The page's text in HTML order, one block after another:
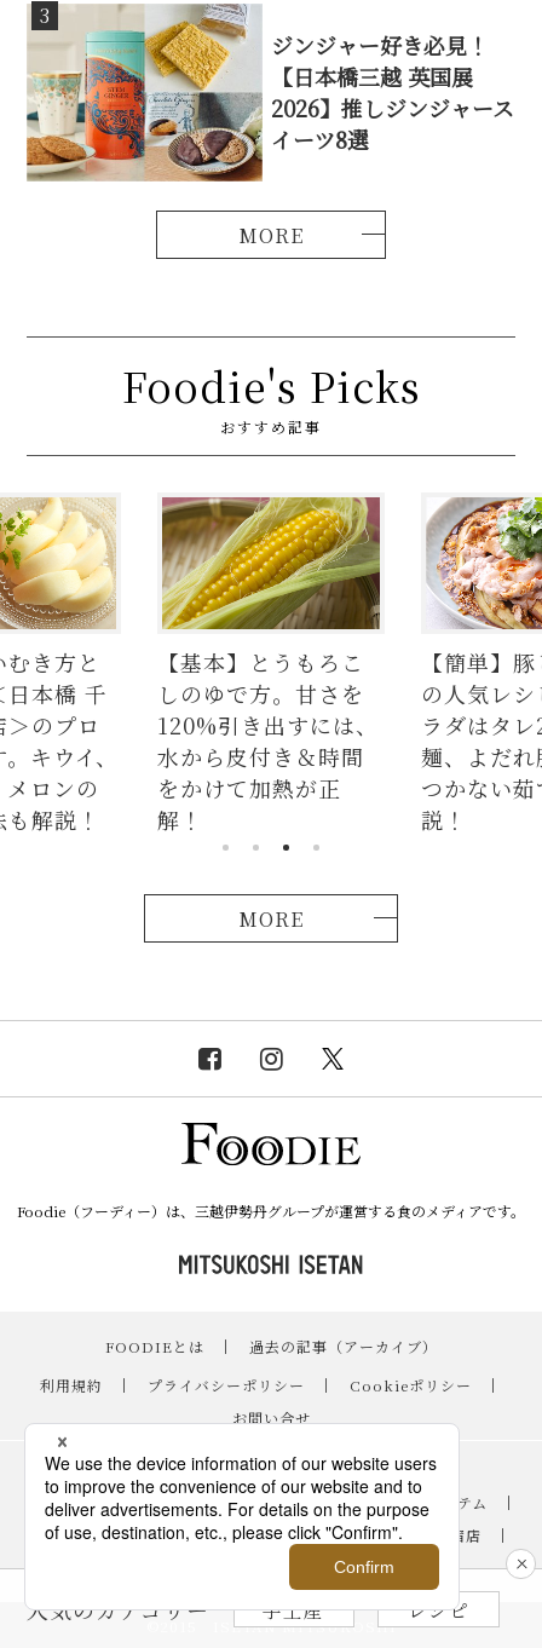
3
ジンジャー好き必見！
【日本橋三越 英国展
2026】推しジンジャース
イーツ8選
Foodie's Picks
おすすめ記事
】とうもろこ
で方。甘さを
引き出すには、
皮付き＆時間
て加熱が正
【簡単】豚しゃぶ肉
の人気レシピ4品。サ
ラダはタレ2種、つけ
麺、よだれ豚。パサ
つかない茹で方も解
【ま
シピ
編集
MORE
人気のカテゴリー 手土産 レシピ
Foodie（フーディー）は、三越伊勢丹グループが運営する食のメディアです。
FOODIEとは ｜
過去の記事（アーカイブ）
｜
利用規約 ｜ プライバシーポリシー ｜ Cookieポリシー
｜
お問い合せ
レシピ ｜
スイーツ
｜
手土産・ギフト ｜ ニュース・イベント ｜ おすすめアイテム
｜
読み物・コラム
｜ バイヤーのイチオシ！ ｜ 伊勢丹新宿店
｜
｜ FOODIE占い
©2015 ISETAN MITSUKOSHI